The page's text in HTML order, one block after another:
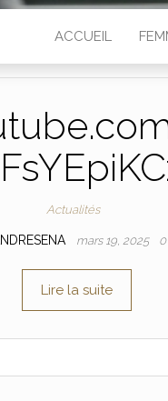
ACCUEIL
Actualités
mars 19, 2025 0
Lire la suite